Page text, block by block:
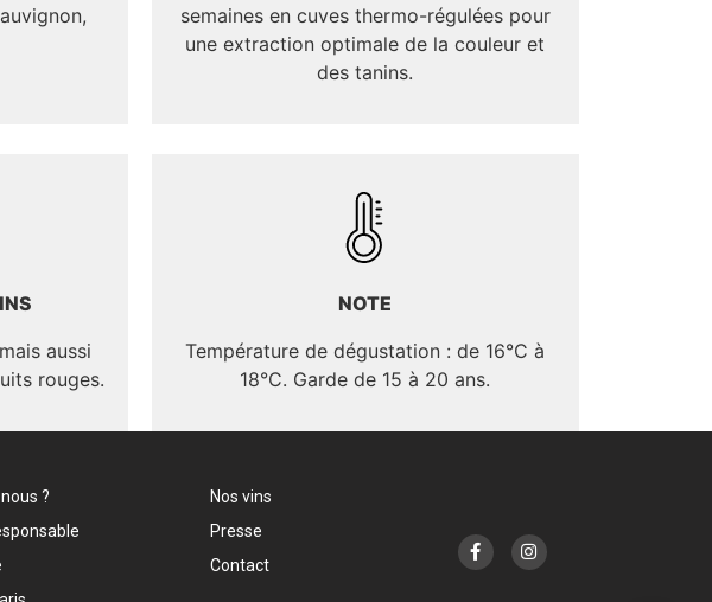
semaines en cuves thermo-régulées pour
une extraction optimale de la couleur et
des tanins.
aussi
rouges.
NOTE
Température de dégustation : de 16°C à
18°C. Garde de 15 à 20 ans.
?
Nos vins
Presse
Contact